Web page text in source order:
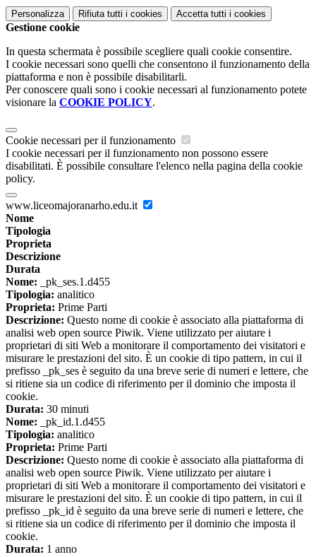
Personalizza Rifiuta tutti i cookies Accetta tutti i cookies
Gestione cookie
In questa schermata è possibile scegliere quali cookie consentire.
I cookie necessari sono quelli che consentono il funzionamento della
piattaforma e non è possibile disabilitarli.
Per conoscere quali sono i cookie necessari al funzionamento potete
visionare la COOKIE POLICY.
Cookie necessari per il funzionamento
I cookie necessari per il funzionamento non possono essere
disabilitati. È possibile consultare l'elenco nella pagina della cookie
policy.
www.liceomajoranarho.edu.it
Nome
Tipologia
Proprieta
Descrizione
Durata
Nome: _pk_ses.1.d455
Tipologia: analitico
Proprieta: Prime Parti
Descrizione: Questo nome di cookie è associato alla piattaforma di
analisi web open source Piwik. Viene utilizzato per aiutare i
proprietari di siti Web a monitorare il comportamento dei visitatori e
misurare le prestazioni del sito. È un cookie di tipo pattern, in cui il
prefisso _pk_ses è seguito da una breve serie di numeri e lettere, che
si ritiene sia un codice di riferimento per il dominio che imposta il
cookie.
Durata: 30 minuti
Nome: _pk_id.1.d455
Tipologia: analitico
Proprieta: Prime Parti
Descrizione: Questo nome di cookie è associato alla piattaforma di
analisi web open source Piwik. Viene utilizzato per aiutare i
proprietari di siti Web a monitorare il comportamento dei visitatori e
misurare le prestazioni del sito. È un cookie di tipo pattern, in cui il
prefisso _pk_id è seguito da una breve serie di numeri e lettere, che
si ritiene sia un codice di riferimento per il dominio che imposta il
cookie.
Durata: 1 anno